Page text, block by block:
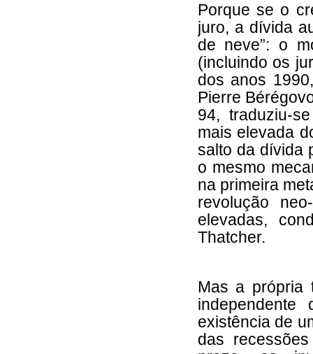
Porque se o
juro, a dívida
de neve”: o
(incluindo os
dos anos
Pierre
94, traduziu-
mais elevada
salto da dívida
o mesmo
na primeira
revolução
elevadas,
Thatcher.
Mas a própria
existência de
das